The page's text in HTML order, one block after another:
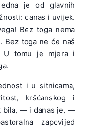
je od glavnih
danas i uvijek.
Bez toga nema
Bez toga ne će naš
U tomu je mjera i
i u sitnicama,
kršćanskog i
bila, — i danas je, —
zapovijed